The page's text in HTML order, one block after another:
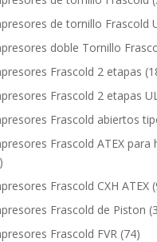
de tornillo Frascold
doble Tornillo
Frascold 2 etapas
Frascold 2 etapas
Frascold abiertos
Frascold ATEX para
Frascold CXH ATEX
Frascold de Piston
Frascold FVR (74)